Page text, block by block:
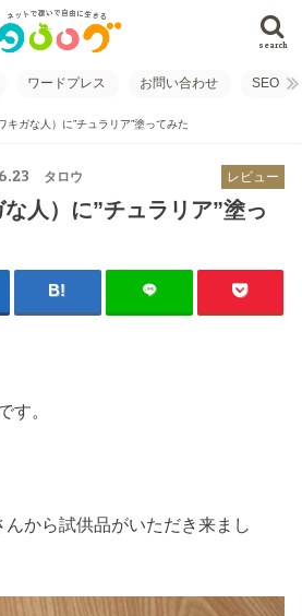
search
ワードプレス お問い合わせ SEO
キガな人）に”チュラリア”塗ってみた
レビュー
タロウ
人）に”チュラリア”塗っ
す。
から試供品がいただき来まし